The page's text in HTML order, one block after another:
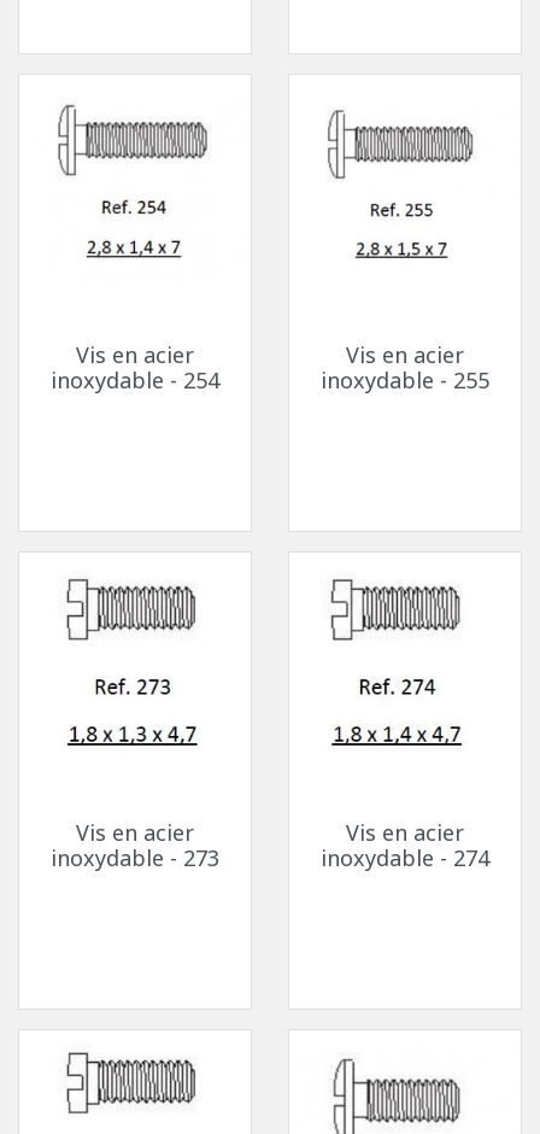
Vis en acier
inoxydable - 254
Vis en acier
inoxydable - 255
Vis en acier
inoxydable - 273
Vis en acier
inoxydable - 274